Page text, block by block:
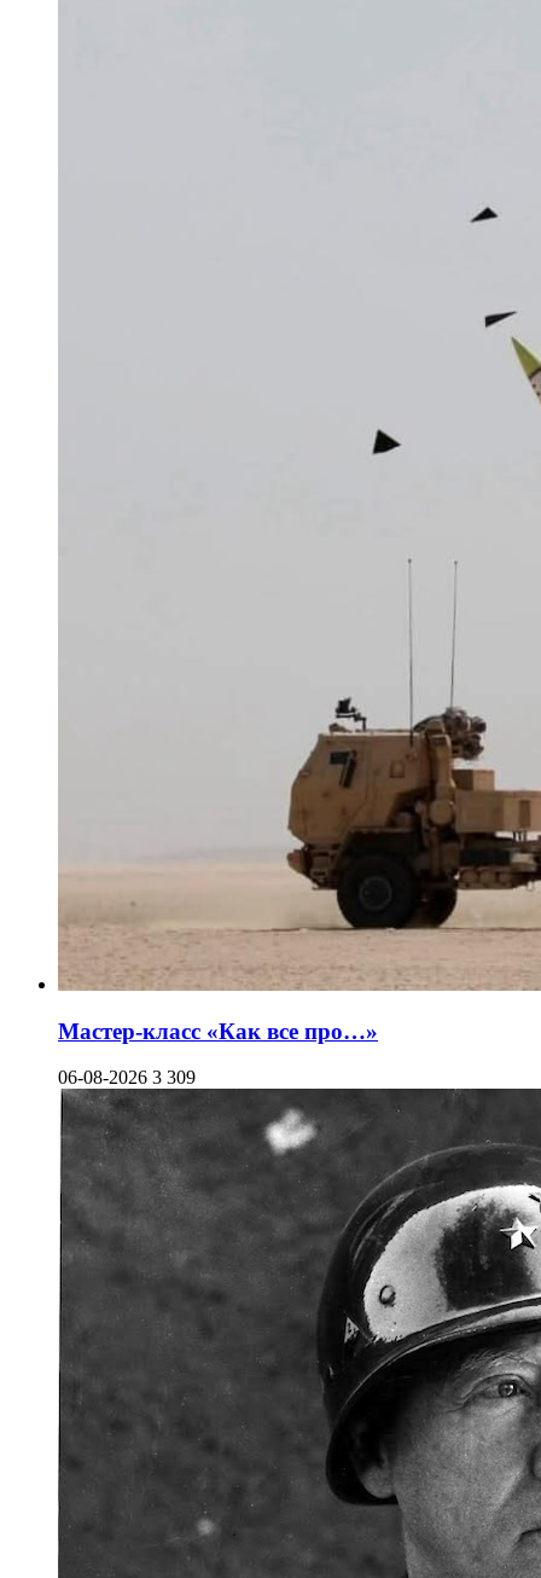
Мастер-класс «Как все про…»
06-08-2026 3 309